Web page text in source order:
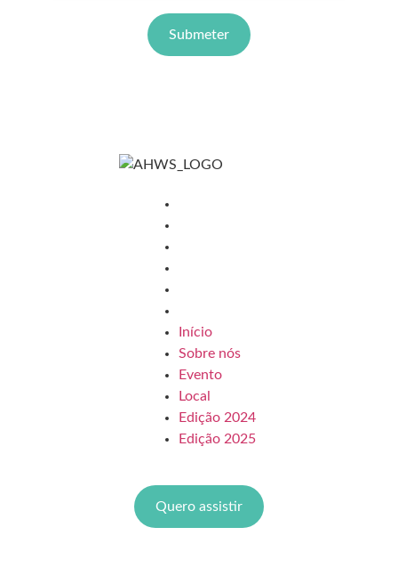
Submeter
Início
Sobre nós
Evento
Local
Edição 2024
Edição 2025
Quero assistir